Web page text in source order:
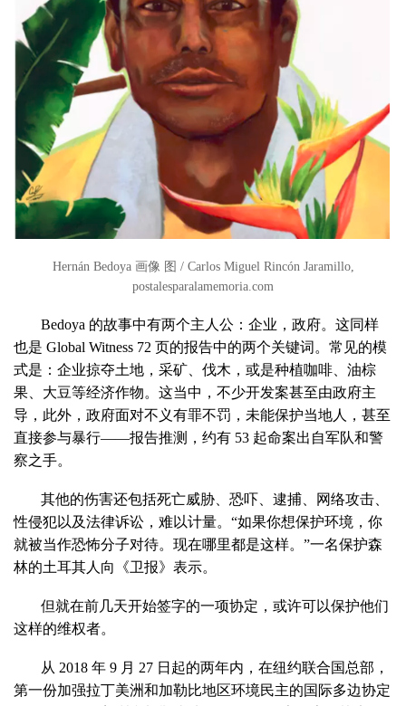
Hernán Bedoya 画像 图 / Carlos Miguel Rincón Jaramillo,
postalesparalamemoria.com
Bedoya 的故事中有两个主人公：企业，政府。这同样
也是 Global Witness 72 页的报告中的两个关键词。常见的模
式是：企业掠夺土地，采矿、伐木，或是种植咖啡、油棕
果、大豆等经济作物。这当中，不少开发案甚至由政府主
导，此外，政府面对不义有罪不罚，未能保护当地人，甚至
直接参与暴行——报告推测，约有 53 起命案出自军队和警
察之手。
其他的伤害还包括死亡威胁、恐吓、逮捕、网络攻击、
性侵犯以及法律诉讼，难以计量。“如果你想保护环境，你
就被当作恐怖分子对待。现在哪里都是这样。”一名保护森
林的土耳其人向《卫报》表示。
但就在前几天开始签字的一项协定，或许可以保护他们
这样的维权者。
从 2018 年 9 月 27 日起的两年内，在纽约联合国总部，
第一份加强拉丁美洲和加勒比地区环境民主的国际多边协定